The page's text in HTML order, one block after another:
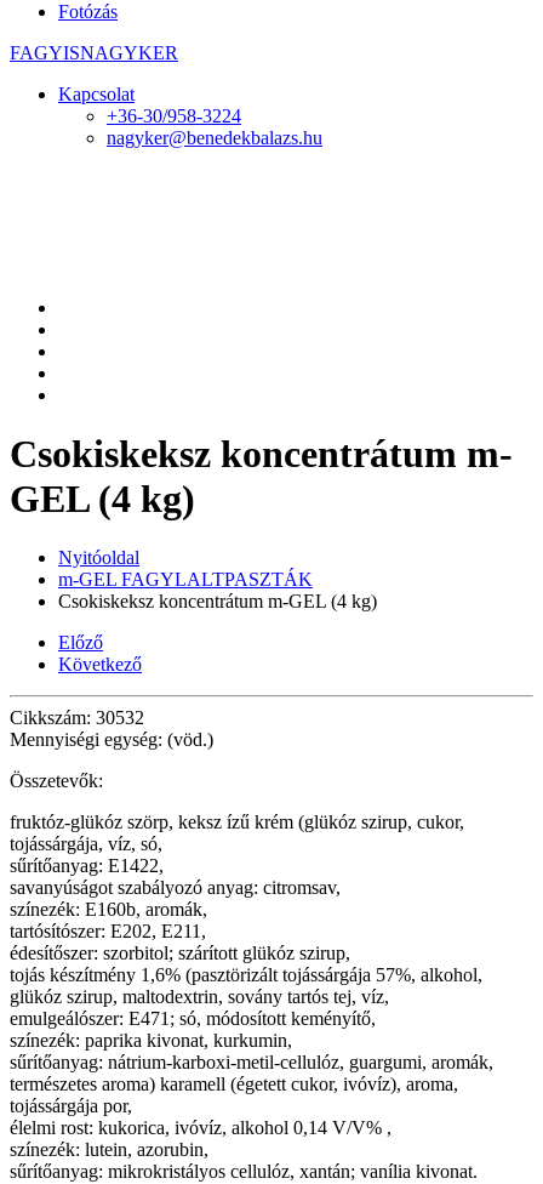
Fotózás
FAGYISNAGYKER
Kapcsolat
+36-30/958-3224
nagyker@benedekbalazs.hu
Csokiskeksz koncentrátum m-
GEL (4 kg)
Nyitóoldal
m-GEL FAGYLALTPASZTÁK
Csokiskeksz koncentrátum m-GEL (4 kg)
Előző
Következő
Cikkszám: 30532
Mennyiségi egység: (vöd.)
Összetevők:
fruktóz-glükóz szörp, keksz ízű krém (glükóz szirup, cukor,
tojássárgája, víz, só,
sűrítőanyag: E1422,
savanyúságot szabályozó anyag: citromsav,
színezék: E160b, aromák,
tartósítószer: E202, E211,
édesítőszer: szorbitol; szárított glükóz szirup,
tojás készítmény 1,6% (pasztörizált tojássárgája 57%, alkohol,
glükóz szirup, maltodextrin, sovány tartós tej, víz,
emulgeálószer: E471; só, módosított keményítő,
színezék: paprika kivonat, kurkumin,
sűrítőanyag: nátrium-karboxi-metil-cellulóz, guargumi, aromák,
természetes aroma) karamell (égetett cukor, ivóvíz), aroma,
tojássárgája por,
élelmi rost: kukorica, ivóvíz, alkohol 0,14 V/V% ,
színezék: lutein, azorubin,
sűrítőanyag: mikrokristályos cellulóz, xantán; vanília kivonat.